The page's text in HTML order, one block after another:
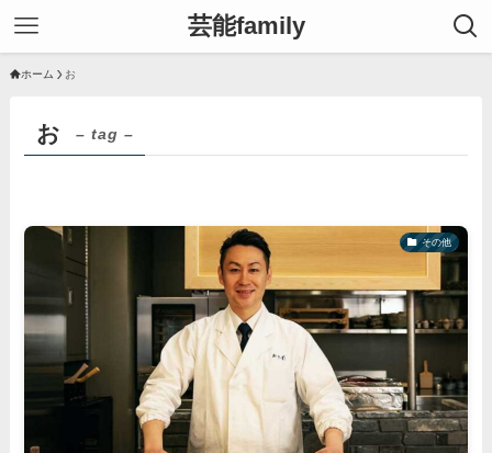
芸能family
ホーム お
お – tag –
その他